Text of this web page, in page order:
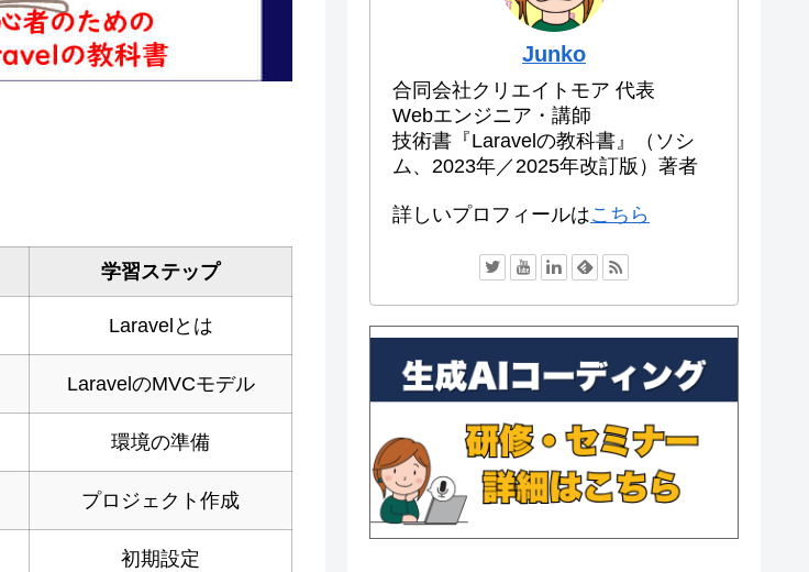
学習ステップ
Laravelとは
LaravelのMVCモデル
環境の準備
プロジェクト作成
初期設定
Junko
合同会社クリエイトモア 代表
Webエンジニア・講師
技術書『Laravelの教科書』（ソシ
ム、2023年／2025年改訂版）著者
詳しいプロフィールはこちら